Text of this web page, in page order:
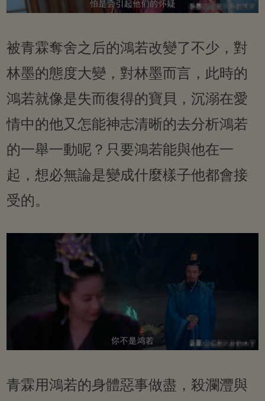
被青霖奪舍之后的鴻若改變了不少，對
林墨的態度大變，對林墨而言，此時的
鴻若就像是失而復得的寶貝，沉溺在愛
情中的他又怎能神志清晰的去分析鴻若
的一舉一動呢？只要鴻若能與他在一
起，想必無論是變成什麼樣子他都會接
受的。
青霖用鴻若的身體惡事做盡，殺瀾灃與